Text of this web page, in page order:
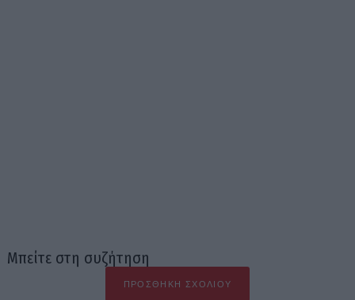
Μπείτε στη συζήτηση
ΠΡΟΣΘΉΚΗ ΣΧΟΛΊΟΥ